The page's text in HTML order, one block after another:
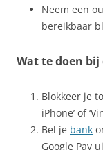
Neem een
bereikbaar
Wat te doen
Blokkeer je
iPhone’ of
Bel je bank
Google Pay